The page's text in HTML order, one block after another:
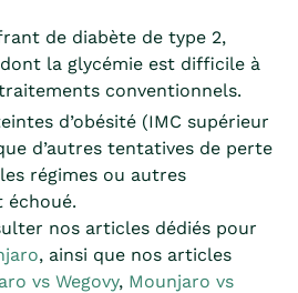
de diabète de type 2,
la glycémie est difficile à
conventionnels.
d’obésité (IMC supérieur
d’autres tentatives de perte
régimes ou autres
échoué.
nos articles dédiés pour
, ainsi que nos articles
vs Wegovy, Mounjaro vs